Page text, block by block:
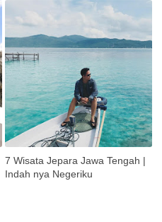
7 Wisata Jepara Jawa Tengah |
Indah nya Negeriku